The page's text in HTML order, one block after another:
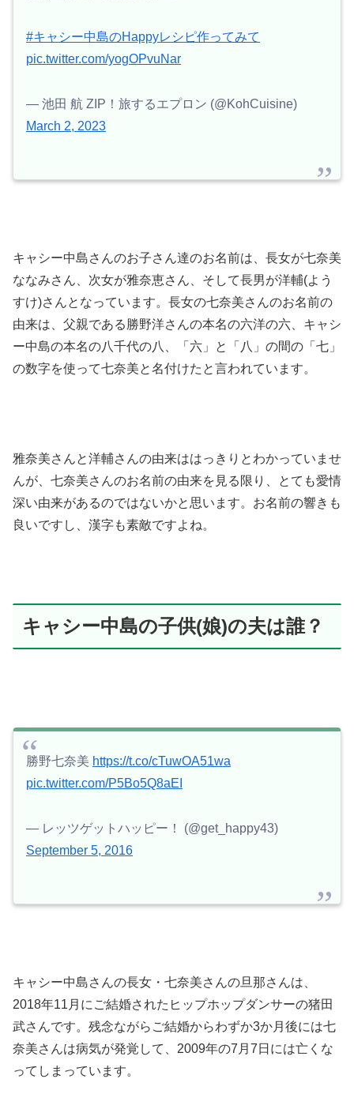
#キャシー中島のHappyレシピ作ってみて
pic.twitter.com/yogOPvuNar
— 池田 航 ZIP！旅するエプロン (@KohCuisine)
March 2, 2023
キャシー中島さんのお子さん達のお名前は、長女が七奈美
ななみさん、次女が雅奈恵さん、そして長男が洋輔(よう
すけ)さんとなっています。長女の七奈美さんのお名前の
由来は、父親である勝野洋さんの本名の六洋の六、キャシ
ー中島の本名の八千代の八、「六」と「八」の間の「七」
の数字を使って七奈美と名付けたと言われています。
雅奈美さんと洋輔さんの由来ははっきりとわかっていませ
んが、七奈美さんのお名前の由来を見る限り、とても愛情
深い由来があるのではないかと思います。お名前の響きも
良いですし、漢字も素敵ですよね。
キャシー中島の子供(娘)の夫は誰？
勝野七奈美 https://t.co/cTuwOA51wa
pic.twitter.com/P5Bo5Q8aEI
— レッツゲットハッピー！ (@get_happy43)
September 5, 2016
キャシー中島さんの長女・七奈美さんの旦那さんは、
2018年11月にご結婚されたヒップホップダンサーの猪田
武さんです。残念ながらご結婚からわずか3か月後には七
奈美さんは病気が発覚して、2009年の7月7日には亡くな
ってしまっています。